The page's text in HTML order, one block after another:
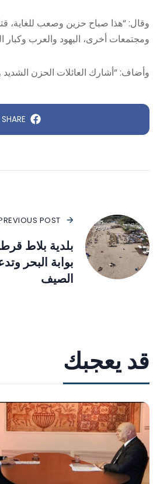
وقال: “هذا صباح حزين وصعب للغاية، قتل
ومجتمعات أخرى، اليهود والعرب وكبار
وأضاف: “أشارك العائلات الحزن
SHARE
POST
بلدية بلاط
بوابة البحر
الصيف
قد يعجبك